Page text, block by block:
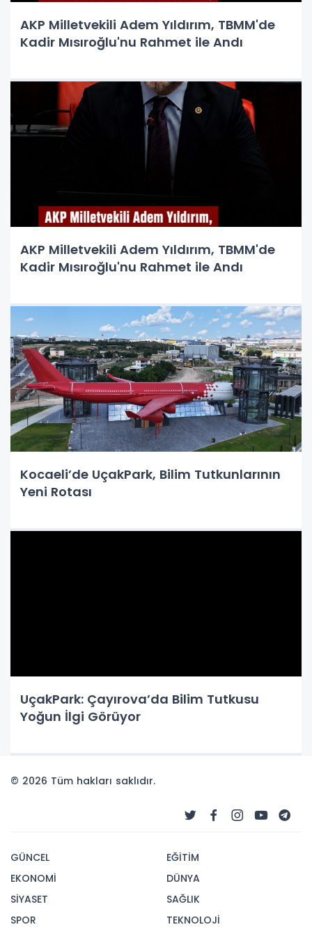
AKP Milletvekili Adem Yıldırım, TBMM'de
Kadir Mısıroğlu'nu Rahmet ile Andı
AKP Milletvekili Adem Yıldırım, TBMM'de
Kadir Mısıroğlu'nu Rahmet ile Andı
Kocaeli’de UçakPark, Bilim Tutkunlarının
Yeni Rotası
UçakPark: Çayırova’da Bilim Tutkusu
Yoğun İlgi Görüyor
© 2026 Tüm hakları saklıdır.
GÜNCEL
EKONOMİ
SİYASET
SPOR
EĞİTİM
DÜNYA
SAĞLIK
TEKNOLOJİ